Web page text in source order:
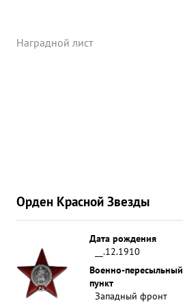
Наградной лист
Орден Красной Звезды
Дата рождения
__.12.1910
Военно-пересыльный
пункт
Западный фронт